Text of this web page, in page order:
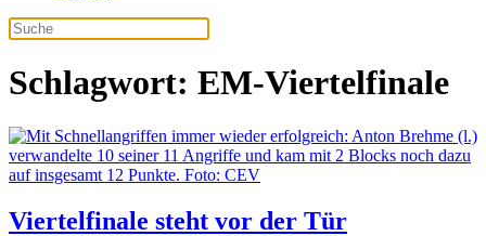
Schlagwort: EM-Viertelfinale
Viertelfinale steht vor der Tür